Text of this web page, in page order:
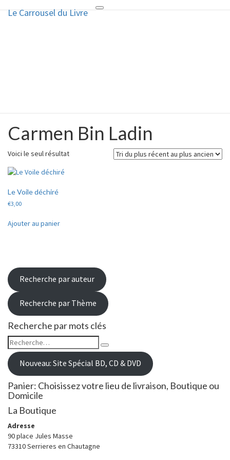
Toggle
Le Carrousel du Livre
Le Carrousel du Livre
Carmen
Bin
Carmen Bin Ladin
Voici le seul résultat
Le Voile déchiré
€3,00
Ajouter au panier
Recherche par auteur
Recherche par Thème
Recherche par mots clés
Rechercher :
Recherche
Nouveau: Site Spécial BD, CD & DVD
Panier: Choisissez votre lieu de livraison, Boutique ou
Domicile
La Boutique
Adresse
90 place Jules Masse
73310 Serrieres en Chautagne